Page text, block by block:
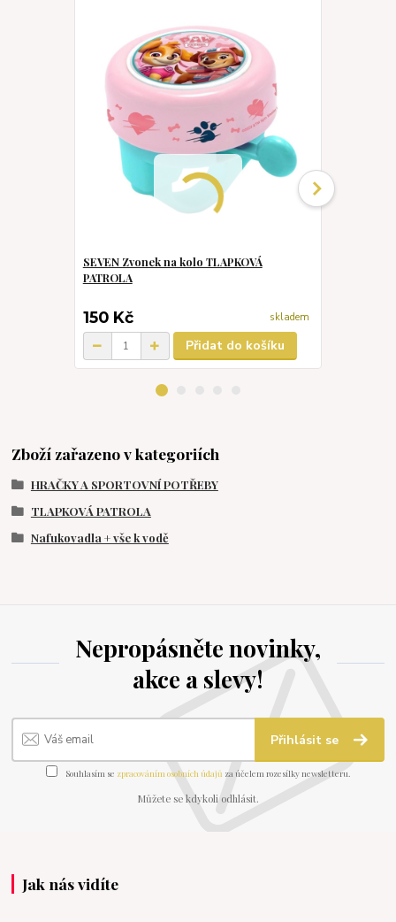
SEVEN Zvonek na kolo TLAPKOVÁ
PATROLA
150 Kč skladem
Přidat do košíku
Zboží zařazeno v kategoriích
HRAČKY A SPORTOVNÍ POTŘEBY
TLAPKOVÁ PATROLA
Nafukovadla + vše k vodě
Nepropásněte novinky,
akce a slevy!
Přihlásit se
Souhlasím se zpracováním osobních údajů za účelem rozesílky newsletteru.
Můžete se kdykoli odhlásit.
Jak nás vidíte